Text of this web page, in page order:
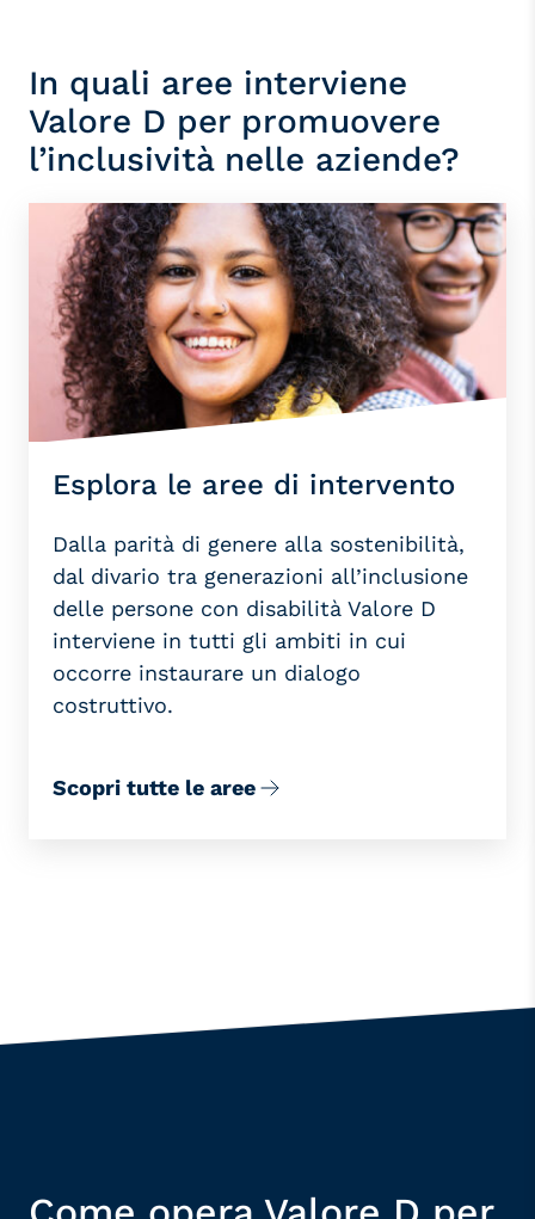
In quali aree interviene
Valore D per promuovere
l’inclusività nelle aziende?
Esplora le aree di intervento
Dalla parità di genere alla sostenibilità,
dal divario tra generazioni all’inclusione
delle persone con disabilità Valore D
interviene in tutti gli ambiti in cui
occorre instaurare un dialogo
costruttivo.
Scopri tutte le aree